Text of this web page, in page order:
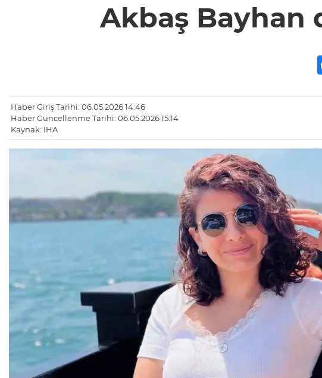
Akbaş Bayhan
Haber Giriş Tarihi: 06.05.2026 14:46
Haber Güncellenme Tarihi: 06.05.2026 15:14
Kaynak: İHA